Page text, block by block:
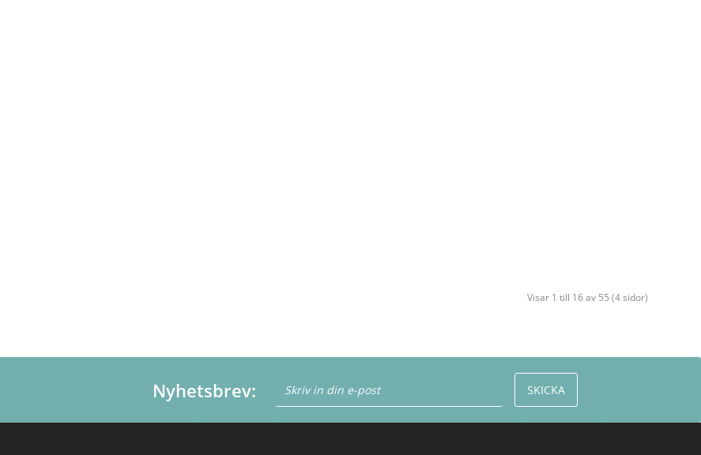
Visar 1 till 16 av 55 (4 sidor)
Nyhetsbrev: